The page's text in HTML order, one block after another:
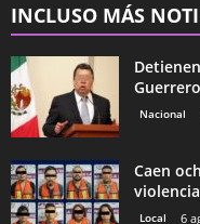
INCLUSO MÁS
Nacional
Caen
Local 6